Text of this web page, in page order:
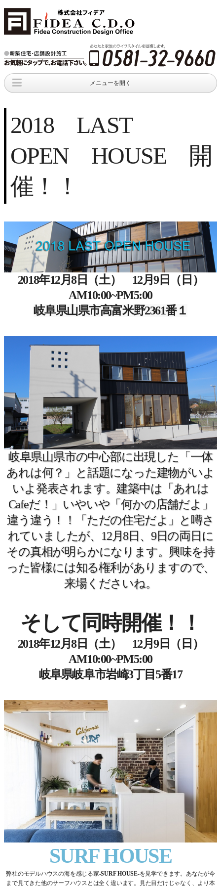
メニューを開く
オープンハウス インテリア
出版物
新着情報
2018 LAST
OPEN HOUSE 開
催！！
2018年12月8日（土） 12月9日（日）
AM10:00~PM5:00
岐阜県山県市高富米野2361番１
岐阜県山県市の中心部に出現した「一体
あれは何？」と話題になった建物がいよ
いよ発表されます。建築中は「あれは
Cafeだ！」いやいや「何かの店舗だよ」
違う違う！！「ただの住宅だよ」と噂さ
れていましたが、12月8日、9日の両日に
その真相が明らかになります。興味を持
った皆様には知る権利がありますので、
来場くださいね。
そして同時開催！！
2018年12月8日（土） 12月9日（日）
AM10:00~PM5:00
岐阜県岐阜市岩崎3丁目5番17
SURF HOUSE
弊社のモデルハウスの海を感じる家-SURF HOUSE-を見学できます。あなたが今
まで見てきた他のサーフハウスとは全く違います。見た目だけじゃなく、より本